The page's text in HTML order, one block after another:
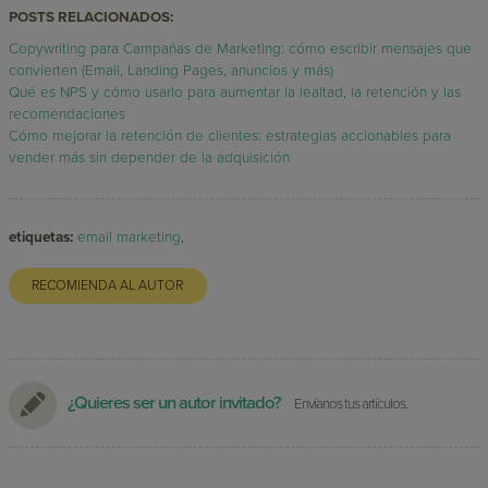
POSTS RELACIONADOS:
Copywriting para Campañas de Marketing: cómo escribir mensajes que
convierten (Email, Landing Pages, anuncios y más)
Qué es NPS y cómo usarlo para aumentar la lealtad, la retención y las
recomendaciones
Cómo mejorar la retención de clientes: estrategias accionables para
vender más sin depender de la adquisición
etiquetas: email marketing,
RECOMIENDA AL AUTOR
¿Quieres ser un autor invitado? Envíanos tus artículos.